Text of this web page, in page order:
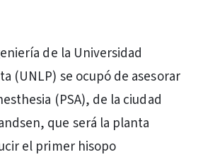
de la Universidad
(UNLP) se ocupó de asesorar
(PSA), de la ciudad
que será la planta
el primer hisopo